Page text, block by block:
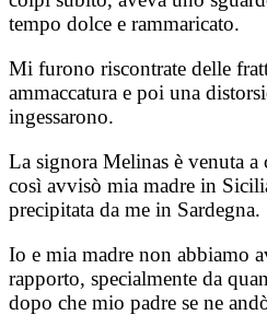
tempo dolce e rammaricato.
Mi furono riscontrate delle
ammaccatura e poi una
ingessarono.
La signora Melinas è venuta a
così avvisò mia madre in
precipitata da me in Sardegna.
Io e mia madre non abbiamo
rapporto, specialmente da
dopo che mio padre se ne